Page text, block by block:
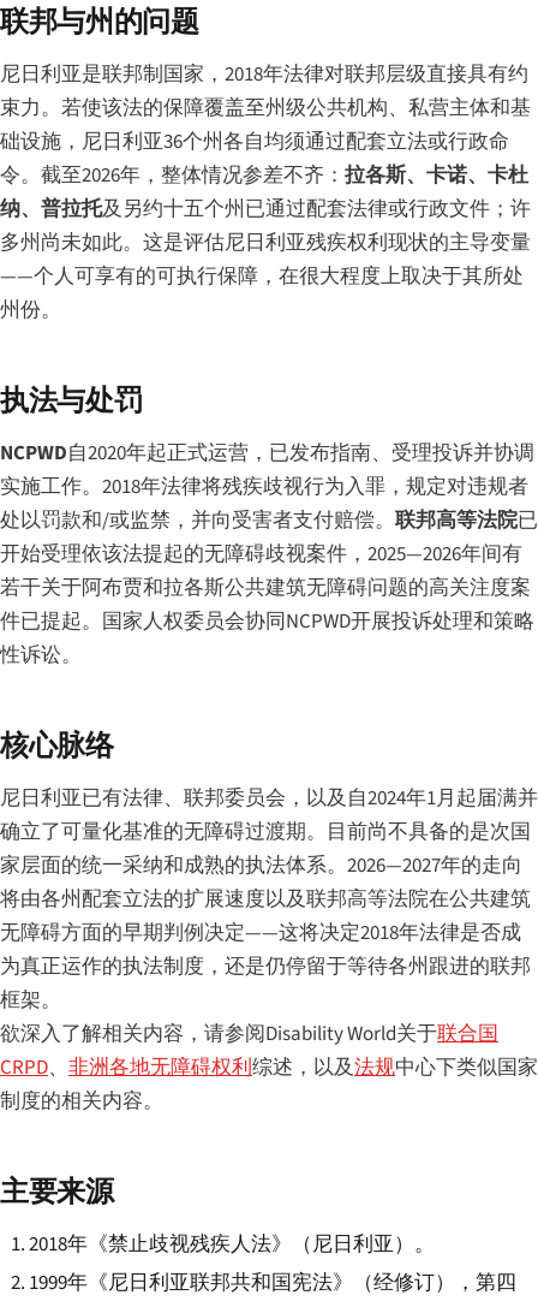
联邦与州的问题
尼日利亚是联邦制国家，2018年法律对联邦层级直接具有约
束力。若使该法的保障覆盖至州级公共机构、私营主体和基
础设施，尼日利亚36个州各自均须通过配套立法或行政命
令。截至2026年，整体情况参差不齐： 拉各斯、卡诺、卡杜
纳、普拉托及另约十五个州已通过配套法律或行政文件；许
多州尚未如此。这是评估尼日利亚残疾权利现状的主导变量
——个人可享有的可执行保障，在很大程度上取决于其所处
州份。
执法与处罚
NCPWD自2020年起正式运营，已发布指南、受理投诉并协调
实施工作。2018年法律将残疾歧视行为入罪，规定对违规者
处以罚款和/或监禁，并向受害者支付赔偿。 联邦高等法院已
开始受理依该法提起的无障碍歧视案件，2025—2026年间有
若干关于阿布贾和拉各斯公共建筑无障碍问题的高关注度案
件已提起。国家人权委员会协同NCPWD开展投诉处理和策略
性诉讼。
核心脉络
尼日利亚已有法律、联邦委员会，以及自2024年1月起届满并
确立了可量化基准的无障碍过渡期。目前尚不具备的是次国
家层面的统一采纳和成熟的执法体系。2026—2027年的走向
将由各州配套立法的扩展速度以及联邦高等法院在公共建筑
无障碍方面的早期判例决定——这将决定2018年法律是否成
为真正运作的执法制度，还是仍停留于等待各州跟进的联邦
框架。
欲深入了解相关内容，请参阅Disability World关于联合国
CRPD、 非洲各地无障碍权利综述，以及法规中心下类似国家
制度的相关内容。
主要来源
2018年《禁止歧视残疾人法》（尼日利亚）。
1999年《尼日利亚联邦共和国宪法》（经修订），第四